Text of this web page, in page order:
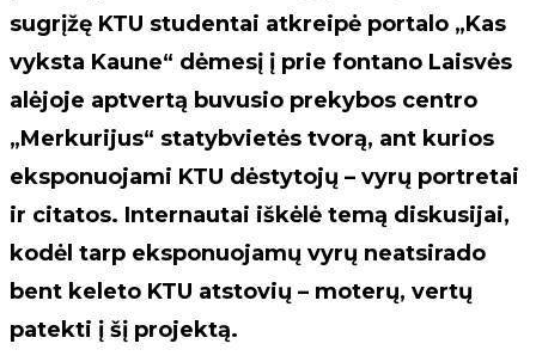
sugrįžę KTU studentai atkreipė portalo „Kas
vyksta Kaune“ dėmesį į prie fontano Laisvės
alėjoje aptvertą buvusio prekybos centro
„Merkurijus“ statybvietės tvorą, ant kurios
eksponuojami KTU dėstytojų – vyrų portretai
ir citatos. Internautai iškėlė temą diskusijai,
kodėl tarp eksponuojamų vyrų neatsirado
bent keleto KTU atstovių – moterų, vertų
patekti į šį projektą.